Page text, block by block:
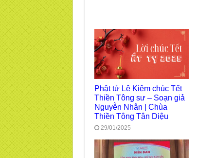
Phật tử Lê Kiệm chúc Tết
Thiền Tông sư – Soạn giả
Nguyễn Nhân | Chùa
Thiền Tông Tân Diệu
29/01/2025